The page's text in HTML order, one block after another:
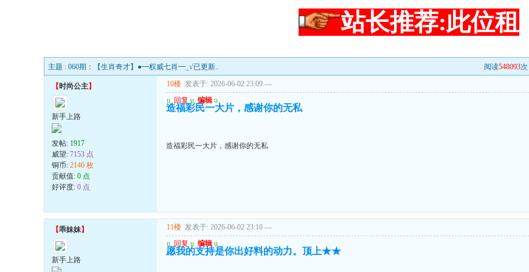
站长推荐:此位租
主题 : 060期：【生肖奇才】●━权威七肖━_√已更新.. 阅读548093次 |
【时尚公主】
新手上路
发帖: 1917
威望: 7153 点
铜币: 2146 枚
贡献值: 0 点
好评度: 0 点
10楼 发表于: 2026-06-02 23:09 ---
u 回复 u 编辑 u
造福彩民一大片，感谢你的无私
造福彩民一大片，感谢你的无私
【乖妹妹】
新手上路
11楼 发表于: 2026-06-02 23:10 ---
u 回复 u 编辑 u
愿我的支持是你出好料的动力。顶上★★